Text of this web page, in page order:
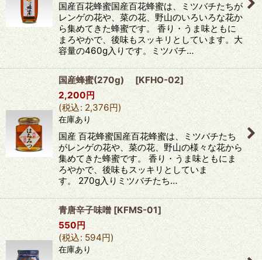
国産百花蜂蜜国産百花蜂蜜は、ミツバチたちが
レンゲの花や、菜の花、野山のいろいろな花か
ら集めてきた蜂蜜です。 香り・うま味ともに
まろやかで、後味もスッキリとしています。大
容量の460g入りです。ミツバチ…
国産蜂蜜(270g) [KFHO-02]
2,200円
(税込: 2,376円)
在庫あり
国産 百花蜂蜜国産百花蜂蜜は、ミツバチたち
がレンゲの花や、菜の花、野山の様々な花から
集めてきた蜂蜜です。 香り・うま味ともにま
ろやかで、後味もスッキリとしていま
す。 270g入りミツバチたち…
青唐辛子味噌 [KFMS-01]
550円
(税込: 594円)
在庫あり